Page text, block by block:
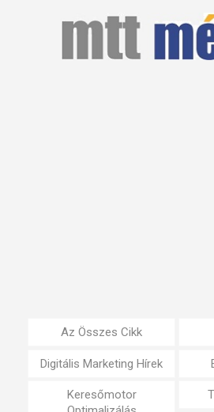
Az Összes Cikk
Digitális Marketing Hírek
Keresőmotor